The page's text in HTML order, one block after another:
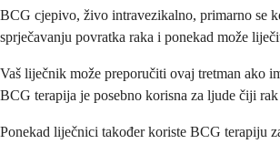
BCG cjepivo, živo intravezikalno, primarno se
sprječavanju povratka raka i ponekad može
Vaš liječnik može preporučiti ovaj tretman ako
BCG terapija je posebno korisna za ljude čiji
Ponekad liječnici također koriste BCG terapiju